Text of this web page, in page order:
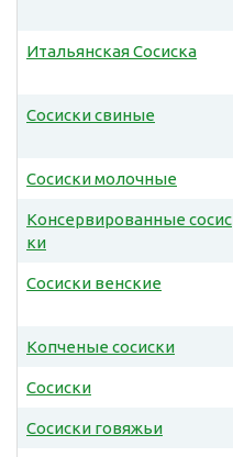
Итальянская Сосиска
Сосиски свиные
Сосиски молочные
Консервированные сосис
ки
Сосиски венские
Копченые сосиски
Сосиски
Сосиски говяжьи